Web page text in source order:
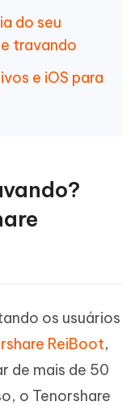
do seu
travando
e iOS para
os usuários
ReiBoot,
de mais de 50
o Tenorshare